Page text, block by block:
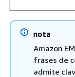
nota
Amazon
frases de
admite